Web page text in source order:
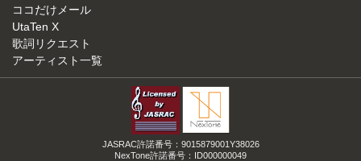
ココだけメール
UtaTen X
歌詞リクエスト
アーティスト一覧
JASRAC許諾番号：9015879001Y38026
NexTone許諾番号：ID000000049